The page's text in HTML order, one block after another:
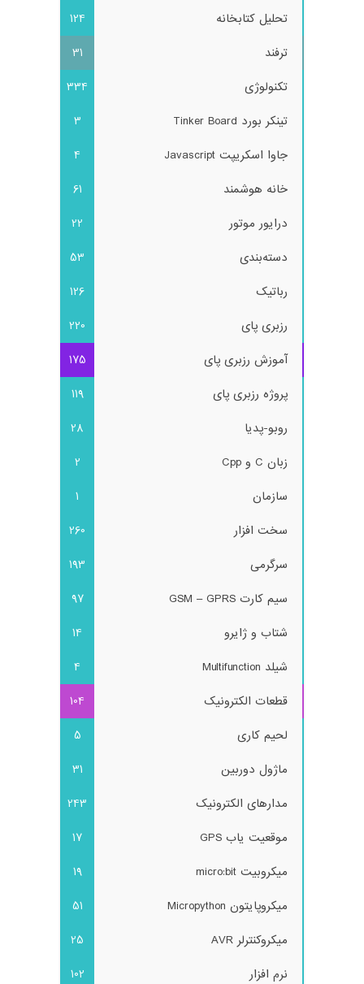
تحلیل کتابخانه
124
ترفند
31
تکنولوژی
334
تینکر بورد Tinker Board
3
جاوا اسکریپت Javascript
4
خانه هوشمند
61
درایور موتور
22
دسته‌بندی
53
رباتیک
126
رزبری پای
220
آموزش رزبری پای
175
پروژه رزبری پای
119
روبو-پدیا
28
زبان C و Cpp
2
سازمان
1
سخت افزار
260
سرگرمی
193
سیم کارت GSM – GPRS
97
شتاب و ژایرو
14
شیلد Multifunction
4
قطعات الکترونیک
104
لحیم کاری
5
ماژول دوربین
31
مدارهای الکترونیک
243
موقعیت یاب GPS
17
میکروبیت micro:bit
19
میکروپایتون Micropython
51
میکروکنترلر AVR
25
نرم افزار
102